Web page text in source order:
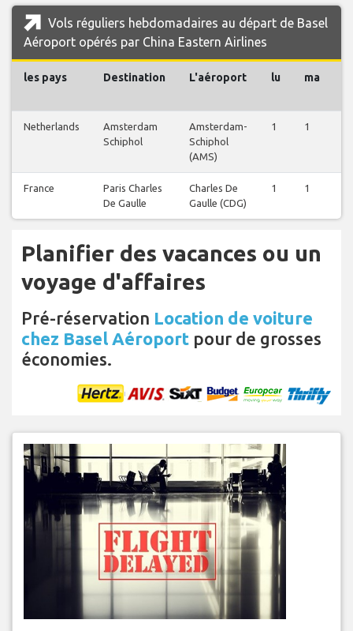
Vols réguliers hebdomadaires au départ de Basel
Aéroport opérés par China Eastern Airlines
les pays Destination L'aéroport lu ma
Netherlands
Amsterdam
Schiphol
Amsterdam-
Schiphol
(AMS)
1 1
France
Paris Charles
De Gaulle
Charles De
Gaulle (CDG)
1 1
Planifier des vacances ou un
voyage d'affaires
Pré-réservation Location de voiture
chez Basel Aéroport pour de grosses
économies.